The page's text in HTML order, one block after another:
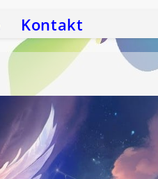
Kontakt